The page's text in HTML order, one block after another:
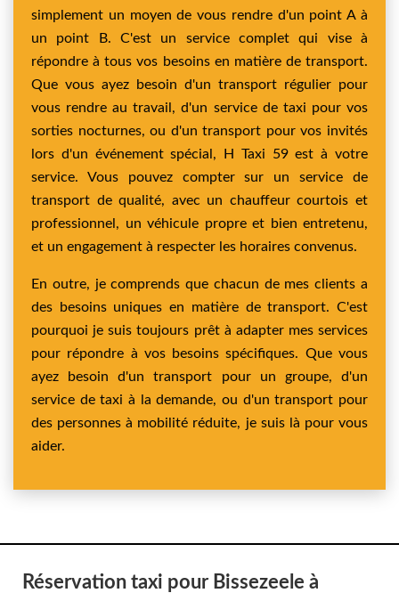
simplement un moyen de vous rendre d'un point A à
un point B. C'est un service complet qui vise à
répondre à tous vos besoins en matière de transport.
Que vous ayez besoin d'un transport régulier pour
vous rendre au travail, d'un service de taxi pour vos
sorties nocturnes, ou d'un transport pour vos invités
lors d'un événement spécial, H Taxi 59 est à votre
service. Vous pouvez compter sur un service de
transport de qualité, avec un chauffeur courtois et
professionnel, un véhicule propre et bien entretenu,
et un engagement à respecter les horaires convenus.
En outre, je comprends que chacun de mes clients a
des besoins uniques en matière de transport. C'est
pourquoi je suis toujours prêt à adapter mes services
pour répondre à vos besoins spécifiques. Que vous
ayez besoin d'un transport pour un groupe, d'un
service de taxi à la demande, ou d'un transport pour
des personnes à mobilité réduite, je suis là pour vous
aider.
Réservation taxi pour Bissezeele à